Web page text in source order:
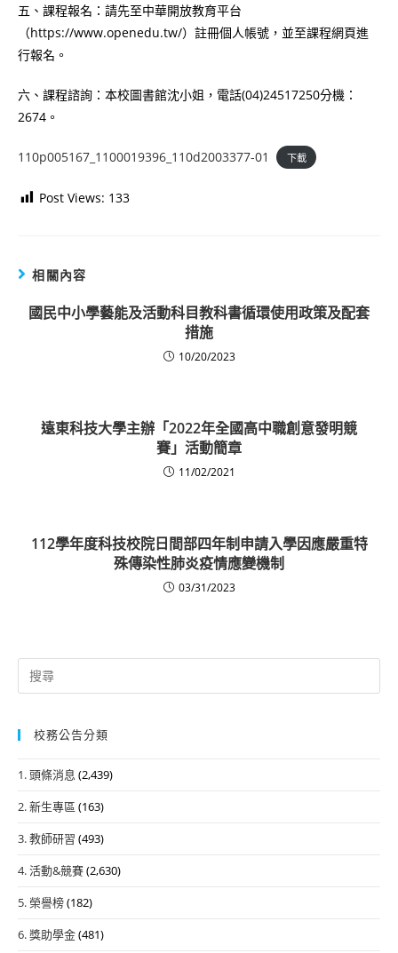
五、課程報名：請先至中華開放教育平台
（https://www.openedu.tw/）註冊個人帳號，並至課程網頁進
行報名。
六、課程諮詢：本校圖書館沈小姐，電話(04)24517250分機：
2674。
110p005167_1100019396_110d2003377-01 下載
Post Views: 133
相關內容
國民中小學藝能及活動科目教科書循環使用政策及配套
措施
10/20/2023
遠東科技大學主辦「2022年全國高中職創意發明競
賽」活動簡章
11/02/2021
112學年度科技校院日間部四年制申請入學因應嚴重特
殊傳染性肺炎疫情應變機制
03/31/2023
Search
for:
校務公告分類
1. 頭條消息 (2,439)
2. 新生專區 (163)
3. 教師研習 (493)
4. 活動&競賽(2,630)
5. 榮譽榜(182)
6. 獎助學金(481)